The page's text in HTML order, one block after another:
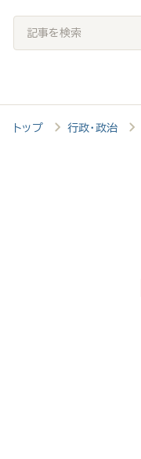
記
事
検
索
トップ 行政・政治